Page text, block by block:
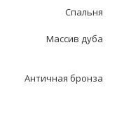
Спальня
Массив дуба
Античная бронза